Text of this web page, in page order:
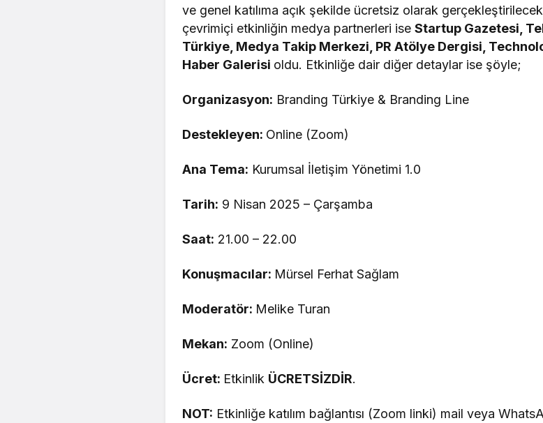
ve genel katılıma açık şekilde ücretsiz olarak
çevrimiçi etkinliğin medya partnerleri iseStartup Gazetesi,
Türkiye, Medya Takip Merkezi, PR Atölye Dergisi,
Haber Galerisi oldu. Etkinliğe dair diğer detaylar ise şöyle;
Organizasyon: Branding Türkiye & Branding Line
Destekleyen: Online (Zoom)
Ana Tema: Kurumsal İletişim Yönetimi 1.0
Tarih: 9 Nisan 2025 – Çarşamba
Saat: 21.00 – 22.00
Konuşmacılar: Mürsel Ferhat Sağlam
Moderatör: Melike Turan
Mekan: Zoom (Online)
Ücret: Etkinlik ÜCRETSİZDİR.
NOT: Etkinliğe katılım bağlantısı (Zoom linki) mail veya